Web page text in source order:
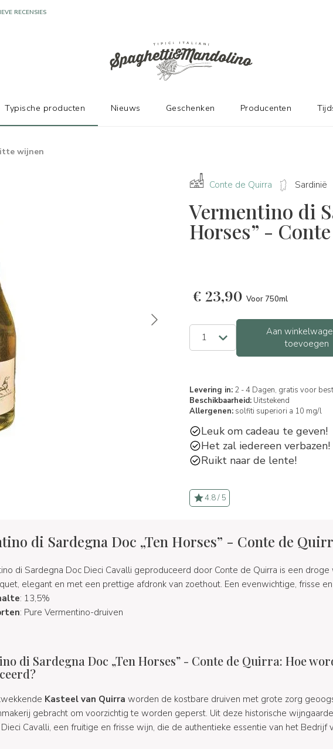
wijnen
Conte de Quirra Sardinië
Vermentino di
Horses” -
€ 23,90 Voor 750ml
Aan
toevoegen
Levering in: 2 - 4 Dagen, gratis voor
Beschikbaarheid: Uitstekend
Allergenen: solfiti superiori a 10 mg/l
Leuk om cadeau te geven!
Het zal iedereen verbazen!
Ruikt naar de lente!
4.8 / 5
di Sardegna Doc „Ten Horses” - Conte de
di Sardegna Doc Dieci Cavalli geproduceerd door Conte de Quirra is een
elegant en met een prettige afdronk van zoethout. Een evenwichtige, frisse
: 13,5%
: Pure Vermentino-druiven
di Sardegna Doc „Ten Horses” - Conte de Quirra: Hoe
Kasteel van Quirra worden de kostbare druiven met grote zorg
gebracht om voorzichtig te worden geperst. Uit deze historische
Cavalli, een fruitige en frisse wijn, die de authentieke essentie van het Bedrijf
UITSTEKENDE FABRIKANTEN
Typische producten Nieuws Geschenken Producenten